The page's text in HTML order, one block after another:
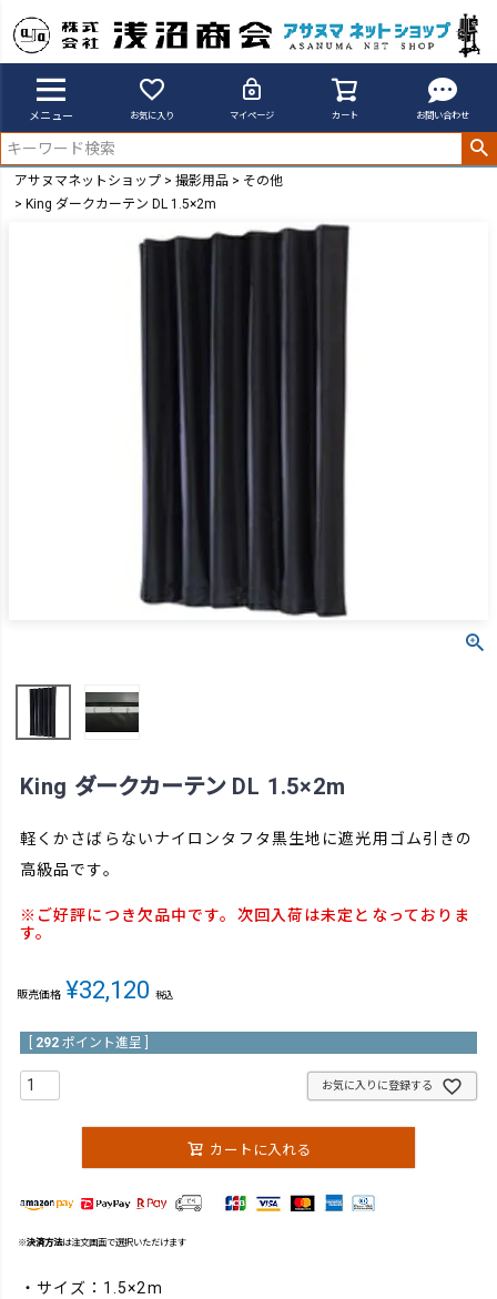
メニュー お気に入り マイページ カート お問い合わせ
アサヌマネットショップ 撮影用品
その他
King ダークカーテン DL 1.5×2m
King ダークカーテン DL 1.5×2m
軽くかさばらないナイロンタフタ黒生地に遮光用ゴム引きの
高級品です。
※ご好評につき欠品中です。次回入荷は未定となっておりま
す。
販売価格 ¥32,120 税込
292 ポイント進呈 ]
お気に入りに登録する
カートに入れる
※決済方法は注文画面で選択いただけます
・サイズ：1.5×2m